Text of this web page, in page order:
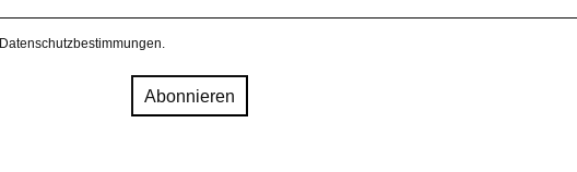
Datenschutzbestimmungen.